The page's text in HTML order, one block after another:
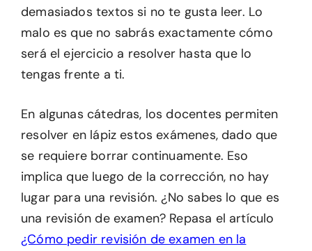
demasiados textos si no te gusta leer. Lo
malo es que no sabrás exactamente cómo
será el ejercicio a resolver hasta que lo
tengas frente a ti.
En algunas cátedras, los docentes permiten
resolver en lápiz estos exámenes, dado que
se requiere borrar continuamente. Eso
implica que luego de la corrección, no hay
lugar para una revisión. ¿No sabes lo que es
una revisión de examen? Repasa el artículo
¿Cómo pedir revisión de examen en la